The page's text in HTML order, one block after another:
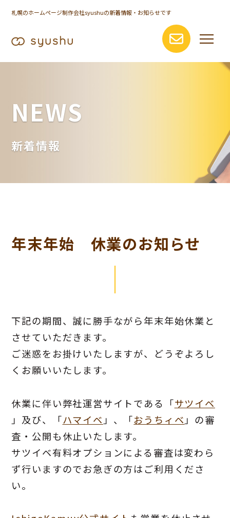
札幌のホームページ制作会社syushuの新着情報・お知らせです
NEWS
新着情報
年末年始 休業のお知らせ
下記の期間、誠に勝手ながら年末年始休業と
させていただきます。
ご迷惑をお掛けいたしますが、どうぞよろし
くお願いいたします。
休業に伴い弊社運営サイトである「サツイベ
」及び、「ハマイベ 」、「おうちィベ 」の審
査・公開も休止いたします。
サツイベ有料オプションによる審査は変わら
ず行いますのでお急ぎの方はご利用くださ
い。